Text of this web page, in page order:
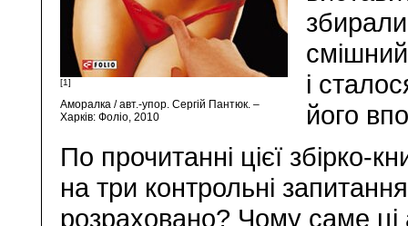
[1]
Аморалка / авт.-упор. Сергій Пантюк. –
Харків: Фоліо, 2010
і
його
По прочитанні цієї збірко-
на три контрольні
розраховано? Чому саме ці